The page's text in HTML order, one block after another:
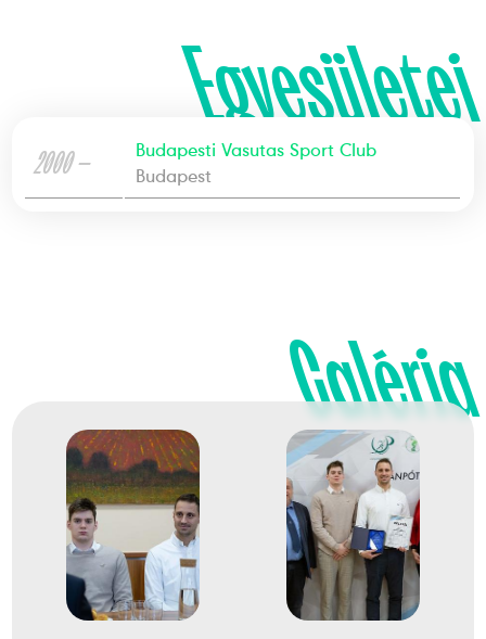
Egyesületei
2000 —
Budapesti Vasutas Sport Club
Budapest
Galéria